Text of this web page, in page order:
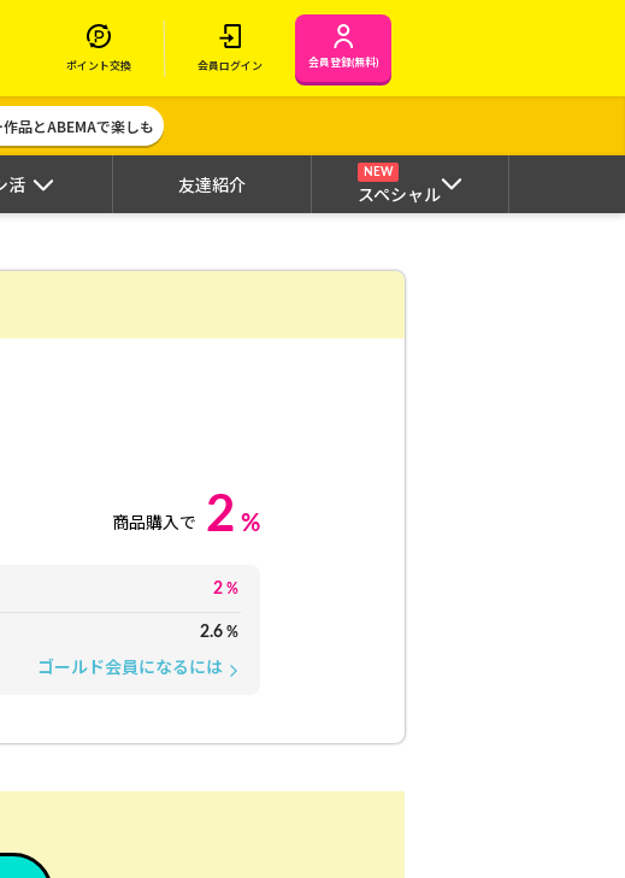
ポイント交換 会員ログイン 会員登録(無料)
品とABEMAで楽しも
活 友達紹介
NEW
スペシャル
商品購入で 2 %
2 %
2.6 %
ゴールド会員になるには arrow_forward_ios